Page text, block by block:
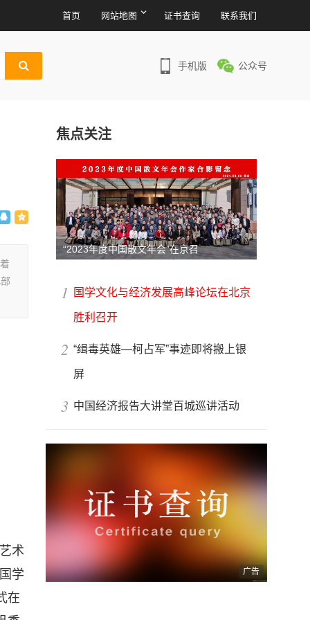
首页 网站地图 证书查询 联系我们
手机版 公众号
术
学
在
焦点关注
“2023年度中国散文年会”在京召
1 国学文化与经济发展高峰论坛在北京
胜利召开
2 “缉毒英雄—柯占军”事迹即将搬上银
屏
3 中国经济报告大讲堂百城巡讲活动
广告